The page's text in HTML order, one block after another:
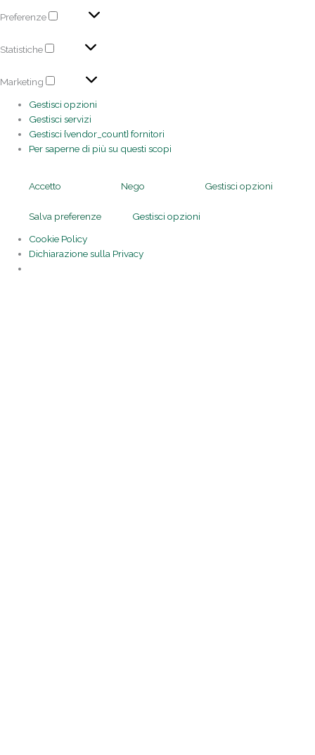
Preferenze
Statistiche
Marketing
Gestisci opzioni
Gestisci servizi
Gestisci {vendor_count} fornitori
Per saperne di più su questi scopi
Accetto Nego Gestisci opzioni
Salva preferenze
Gestisci opzioni
Cookie Policy
Dichiarazione sulla Privacy